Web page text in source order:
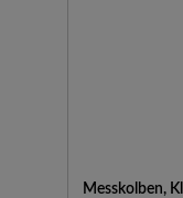
Messkolben,